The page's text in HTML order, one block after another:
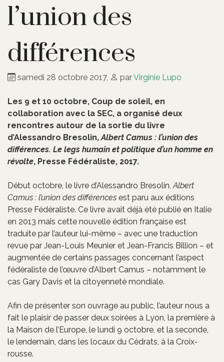
l’union des
différences
samedi 28 octobre 2017, parVirginie Lupo
Les 9 et 10 octobre, Coup de soleil, en
collaboration avec la SEC, a organisé deux
rencontres autour de la sortie du livre
d’Alessandro Bresolin, Albert Camus : l’union des
différences. Le legs humain et politique d’un homme en
révolte, Presse Fédéraliste, 2017.
Début octobre, le livre d’Alessandro Bresolin, Albert
Camus : l’union des différences est paru aux éditions
Presse Fédéraliste. Ce livre avait déjà été publié en Italie
en 2013 mais cette nouvelle édition française est
traduite par l’auteur lui-même – avec une traduction
revue par Jean-Louis Meunier et Jean-Francis Billion – et
augmentée de certains passages concernant l’aspect
fédéraliste de l’œuvre d’Albert Camus – notamment le
cas Gary Davis et la citoyenneté mondiale.
Afin de présenter son ouvrage au public, l’auteur nous a
fait le plaisir de passer deux soirées à Lyon, la première à
la Maison de l’Europe, le lundi 9 octobre, et la seconde,
le lendemain, dans les locaux du Cédrats, à la Croix-
rousse.